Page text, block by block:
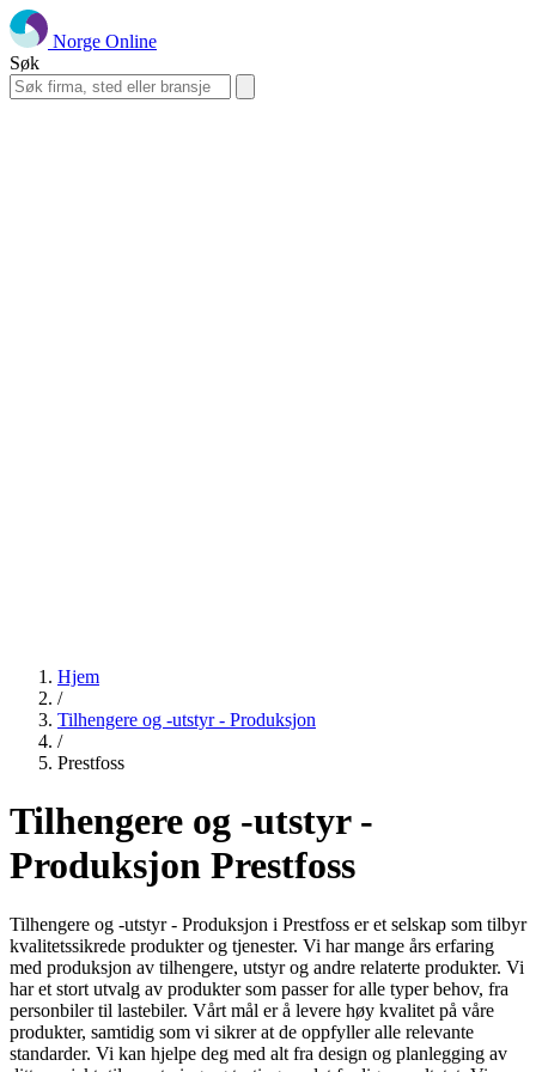
Norge Online
Søk
Hjem
/
Tilhengere og -utstyr - Produksjon
/
Prestfoss
Tilhengere og -utstyr -
Produksjon Prestfoss
Tilhengere og -utstyr - Produksjon i Prestfoss er et selskap som tilbyr
kvalitetssikrede produkter og tjenester. Vi har mange års erfaring
med produksjon av tilhengere, utstyr og andre relaterte produkter. Vi
har et stort utvalg av produkter som passer for alle typer behov, fra
personbiler til lastebiler. Vårt mål er å levere høy kvalitet på våre
produkter, samtidig som vi sikrer at de oppfyller alle relevante
standarder. Vi kan hjelpe deg med alt fra design og planlegging av